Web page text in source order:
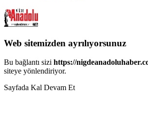
Web sitemizden ayrılıyorsunuz
Bu bağlantı sizi https://
siteye yönlendiriyor.
Sayfada Kal Devam Et